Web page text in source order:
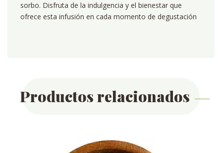
sorbo. Disfruta de la indulgencia y el bienestar que
ofrece esta infusión en cada momento de degustación
Productos relacionados